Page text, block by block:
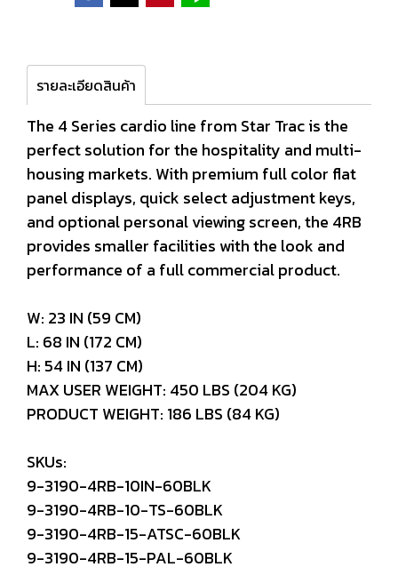
รายละเอียดสินค้า
The 4 Series cardio line from Star Trac is the
perfect solution for the hospitality and multi-
housing markets. With premium full color flat
panel displays, quick select adjustment keys,
and optional personal viewing screen, the 4RB
provides smaller facilities with the look and
performance of a full commercial product.
W: 23 IN (59 CM)
L: 68 IN (172 CM)
H: 54 IN (137 CM)
MAX USER WEIGHT: 450 LBS (204 KG)
PRODUCT WEIGHT: 186 LBS (84 KG)
SKUs:
9-3190-4RB-10IN-60BLK
9-3190-4RB-10-TS-60BLK
9-3190-4RB-15-ATSC-60BLK
9-3190-4RB-15-PAL-60BLK